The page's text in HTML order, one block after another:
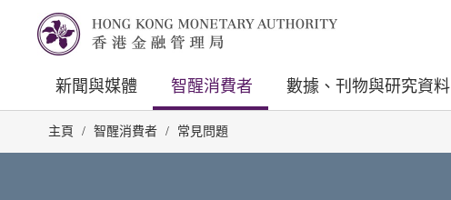
新聞與媒體 智醒消費者 數據、刊物與研究資料
主頁 / 智醒消費者 / 常見問題